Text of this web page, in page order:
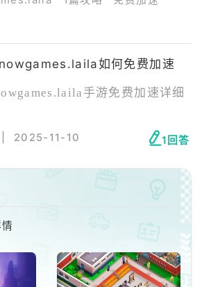
如何免费加速
手游免费加速详细
2025-11-10 1回答